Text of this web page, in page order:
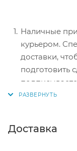
Наличные
курьером.
доставки,
подготовить
документы,
Доставка